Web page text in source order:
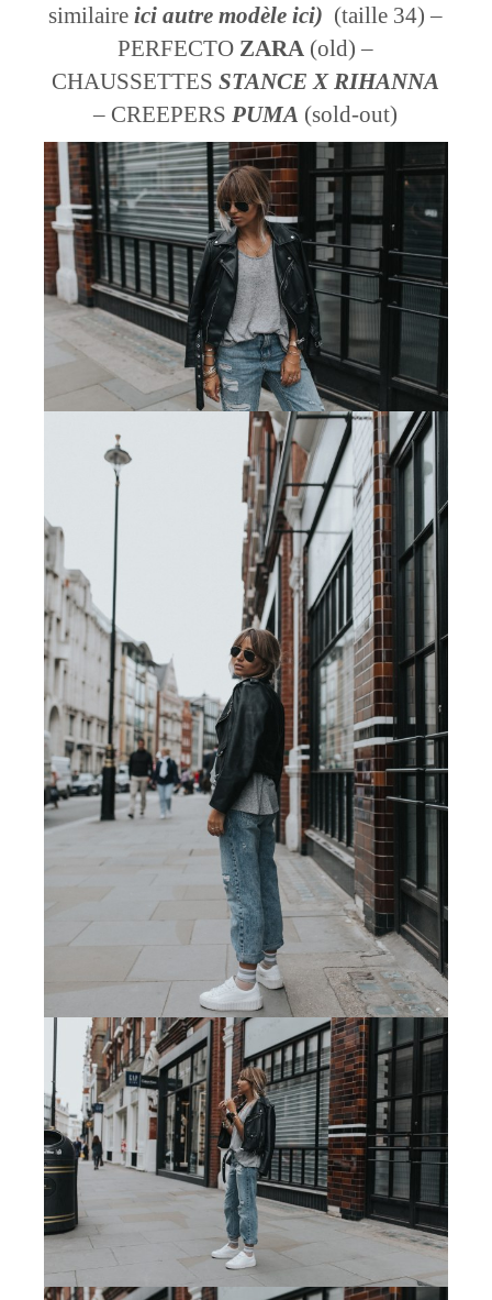
similaireiciautre modèleici) (taille 34) –
PERFECTO ZARA (old) –
CHAUSSETTES STANCE X RIHANNA
– CREEPERS PUMA (sold-out)